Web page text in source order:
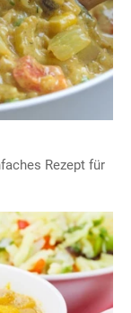
Rezept für